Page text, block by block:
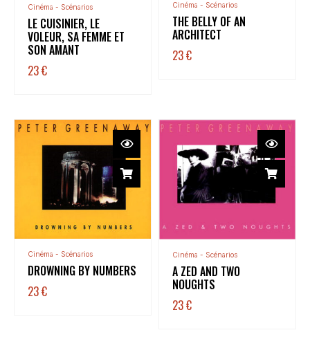
Cinéma - Scénarios
LE CUISINIER, LE
VOLEUR, SA FEMME ET
SON AMANT
23€
Cinéma - Scénarios
THE BELLY OF AN
ARCHITECT
23€
Cinéma - Scénarios
DROWNING BY NUMBERS
23€
Cinéma - Scénarios
A ZED AND TWO
NOUGHTS
23€